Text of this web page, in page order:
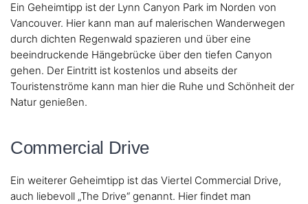
Ein Geheimtipp ist der Lynn Canyon Park im Norden von
Vancouver. Hier kann man auf malerischen Wanderwegen
durch dichten Regenwald spazieren und über eine
beeindruckende Hängebrücke über den tiefen Canyon
gehen. Der Eintritt ist kostenlos und abseits der
Touristenströme kann man hier die Ruhe und Schönheit der
Natur genießen.
Commercial Drive
Ein weiterer Geheimtipp ist das Viertel Commercial Drive,
auch liebevoll „The Drive“ genannt. Hier findet man